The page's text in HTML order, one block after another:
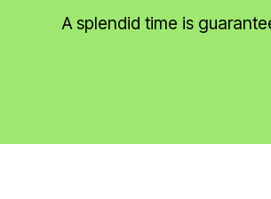
A splendid time is